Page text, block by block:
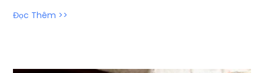
Đọc Thêm >>